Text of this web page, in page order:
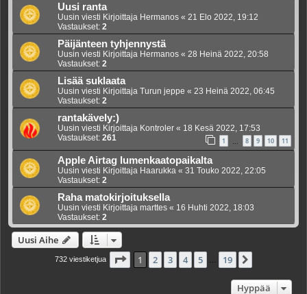
Uusi ranta
Uusin viesti Kirjoittaja Hermanos « 21 Elo 2022, 19:12
Vastaukset: 2
Päijänteen tyhjennystä
Uusin viesti Kirjoittaja Hermanos « 28 Heinä 2022, 20:58
Vastaukset: 2
Lisää suklaata
Uusin viesti Kirjoittaja Turun jeppe « 23 Heinä 2022, 06:45
Vastaukset: 2
rantakävely:)
Uusin viesti Kirjoittaja Kontroler « 18 Kesä 2022, 17:53
Vastaukset: 261 1 8 9 10 11
Apple Airtag lumenkaatopaikalta
Uusin viesti Kirjoittaja Haarukka « 31 Touko 2022, 22:05
Vastaukset: 2
Raha matokirjoituksella
Uusin viesti Kirjoittaja marttes « 16 Huhti 2022, 18:03
Vastaukset: 2
Uusi Aihe
732 viestiketjua Sivu /19
1 2 3 4 5 19
Hyppää